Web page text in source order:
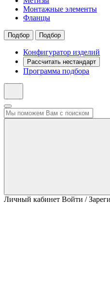
Монтажные элементы
Фланцы
Подбор Подбор
Конфигуратор изделий
Рассчитать нестандарт
Программа подбора
Личный кабинет Войти /